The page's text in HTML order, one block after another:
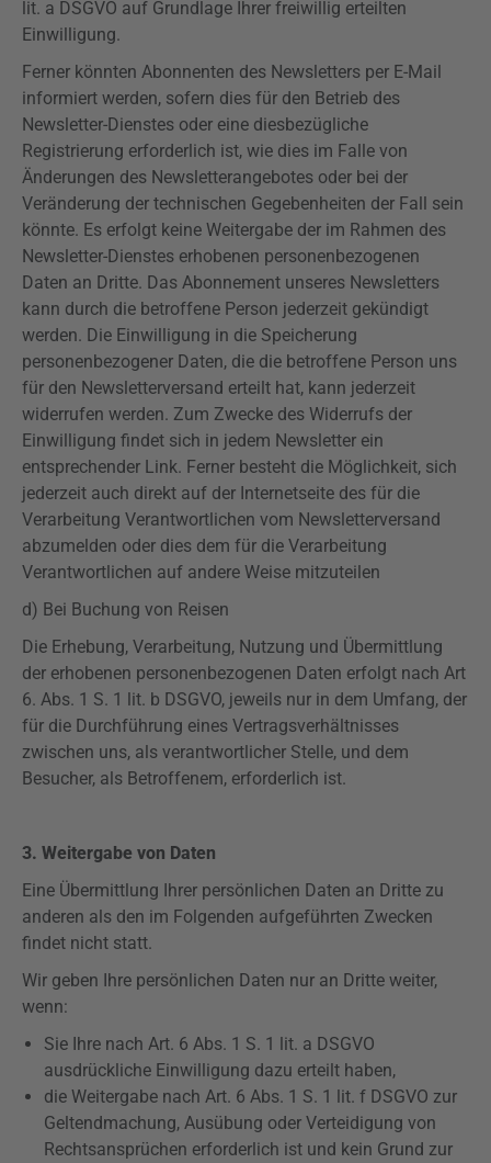
lit. a DSGVO auf Grundlage Ihrer freiwillig erteilten
Einwilligung.
Ferner könnten Abonnenten des Newsletters per E-Mail
informiert werden, sofern dies für den Betrieb des
Newsletter-Dienstes oder eine diesbezügliche
Registrierung erforderlich ist, wie dies im Falle von
Änderungen des Newsletterangebotes oder bei der
Veränderung der technischen Gegebenheiten der Fall sein
könnte. Es erfolgt keine Weitergabe der im Rahmen des
Newsletter-Dienstes erhobenen personenbezogenen
Daten an Dritte. Das Abonnement unseres Newsletters
kann durch die betroffene Person jederzeit gekündigt
werden. Die Einwilligung in die Speicherung
personenbezogener Daten, die die betroffene Person uns
für den Newsletterversand erteilt hat, kann jederzeit
widerrufen werden. Zum Zwecke des Widerrufs der
Einwilligung findet sich in jedem Newsletter ein
entsprechender Link. Ferner besteht die Möglichkeit, sich
jederzeit auch direkt auf der Internetseite des für die
Verarbeitung Verantwortlichen vom Newsletterversand
abzumelden oder dies dem für die Verarbeitung
Verantwortlichen auf andere Weise mitzuteilen
d) Bei Buchung von Reisen
Die Erhebung, Verarbeitung, Nutzung und Übermittlung
der erhobenen personenbezogenen Daten erfolgt nach Art
6. Abs. 1 S. 1 lit. b DSGVO, jeweils nur in dem Umfang, der
für die Durchführung eines Vertragsverhältnisses
zwischen uns, als verantwortlicher Stelle, und dem
Besucher, als Betroffenem, erforderlich ist.
3. Weitergabe von Daten
Eine Übermittlung Ihrer persönlichen Daten an Dritte zu
anderen als den im Folgenden aufgeführten Zwecken
findet nicht statt.
Wir geben Ihre persönlichen Daten nur an Dritte weiter,
wenn:
Sie Ihre nach Art. 6 Abs. 1 S. 1 lit. a DSGVO
ausdrückliche Einwilligung dazu erteilt haben,
die Weitergabe nach Art. 6 Abs. 1 S. 1 lit. f DSGVO zur
Geltendmachung, Ausübung oder Verteidigung von
Rechtsansprüchen erforderlich ist und kein Grund zur